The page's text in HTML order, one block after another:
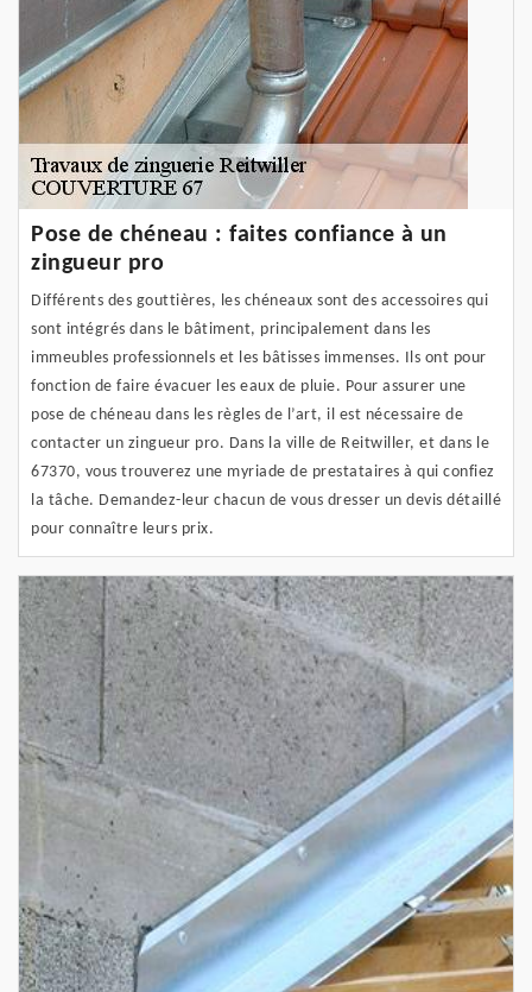
Pose de chéneau : faites confiance à un
zingueur pro
Différents des gouttières, les chéneaux sont des accessoires qui
sont intégrés dans le bâtiment, principalement dans les
immeubles professionnels et les bâtisses immenses. Ils ont pour
fonction de faire évacuer les eaux de pluie. Pour assurer une
pose de chéneau dans les règles de l’art, il est nécessaire de
contacter un zingueur pro. Dans la ville de Reitwiller, et dans le
67370, vous trouverez une myriade de prestataires à qui confiez
la tâche. Demandez-leur chacun de vous dresser un devis détaillé
pour connaître leurs prix.